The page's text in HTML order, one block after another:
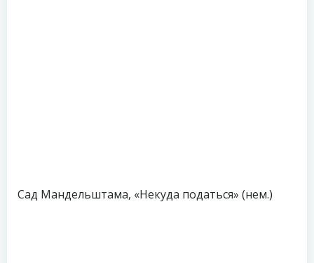
Сад Мандельштама, «Некуда податься» (нем.)